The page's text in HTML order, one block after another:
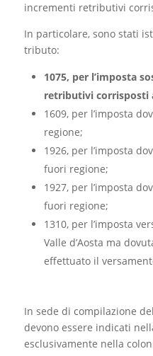
incrementi retributivi
In particolare, sono stati
tributo:
1075, per l’imposta
retributivi corrisposti
1609, per l’imposta
regione;
1926, per l’imposta
fuori regione;
1927, per l’imposta
fuori regione;
1310, per l’imposta
Valle d’Aosta ma
effettuato il
In sede di compilazione
devono essere indicati
esclusivamente nella